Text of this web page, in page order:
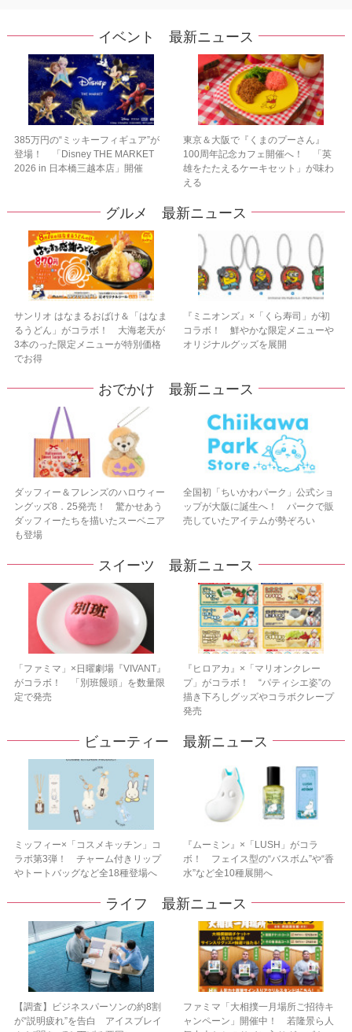
イベント 最新ニュース
385万円の“ミッキーフィギュア”が
登場！ 「Disney THE MARKET
2026 in 日本橋三越本店」開催
東京＆大阪で『くまのプーさん』
100周年記念カフェ開催へ！ 「英
雄をたたえるケーキセット」が味わ
える
グルメ 最新ニュース
サンリオ はなまるおばけ＆「はなま
るうどん」がコラボ！ 大海老天が
3本のった限定メニューが特別価格
でお得
『ミニオンズ』×「くら寿司」が初
コラボ！ 鮮やかな限定メニューや
オリジナルグッズを展開
おでかけ 最新ニュース
ダッフィー＆フレンズのハロウィー
ングッズ8．25発売！ 驚かせあう
ダッフィーたちを描いたスーベニア
も登場
全国初「ちいかわパーク」公式ショ
ップが大阪に誕生へ！ パークで販
売していたアイテムが勢ぞろい
スイーツ 最新ニュース
「ファミマ」×日曜劇場『VIVANT』
がコラボ！ 「別班饅頭」を数量限
定で発売
『ヒロアカ』×「マリオンクレー
プ」がコラボ！ “パティシエ姿”の
描き下ろしグッズやコラボクレープ
発売
ビューティー 最新ニュース
ミッフィー×「コスメキッチン」コ
ラボ第3弾！ チャーム付きリップ
やトートバッグなど全18種登場へ
『ムーミン』×「LUSH」がコラ
ボ！ フェイス型の“バスボム”や“香
水”など全10種展開へ
ライフ 最新ニュース
【調査】ビジネスパーソンの約8割
が“説明疲れ”を告白 アイスブレイ
ファミマ「大相撲一月場所ご招待キ
ャンペーン」開催中！ 若隆景ら人